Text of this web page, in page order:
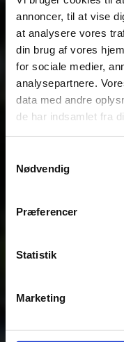
annoncer, til at vise
at analysere vores
din brug af vores
for sociale medier,
analysepartnere.
data med andre
de har indsamlet fra
Nødvendig
Præferencer
Statistik
Marketing